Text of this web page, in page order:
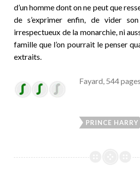
d’un homme dont on ne peut que
de s’exprimer enfin, de vider
irrespectueux de la monarchie, ni
famille que l’on pourrait le penser
extraits.
Fayard, 544
PRINCE HARRY